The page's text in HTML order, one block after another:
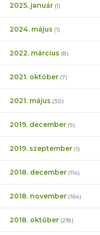
2025. január (1)
2024. május (1)
2022. március (8)
2021. október (7)
2021. május (30)
2019. december (9)
2019. szeptember (1)
2018. december (114)
2018. november (164)
2018. október (218)